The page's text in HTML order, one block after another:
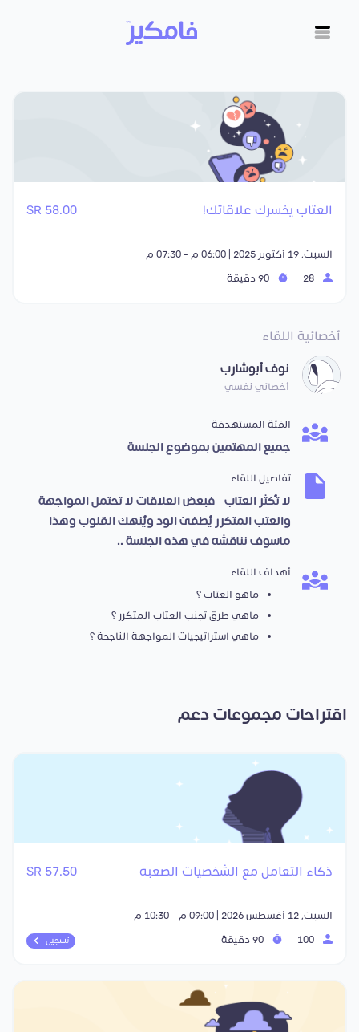
العتاب يخسرك علاقاتك! 58.00 SR
السبت, 19 أكتوبر 2025 | 06:00 م - 07:30 م
أخصائية اللقاء
نوف أبوشارب
أخصائي نفسي
الفئة المستهدفة
جميع المهتمين بموضوع الجلسة
تفاصيل اللقاء
لا تُكثر العتاب، فبعض العلاقات لا تحتمل المواجهة،
والعتب المتكرر يُطفئ الود ويُنهك القلوب وهذا
ماسوف نناقشه في هذه الجلسة ..
أهداف اللقاء
ماهو العتاب ؟
ماهي طرق تجنب العتاب المتكرر ؟
ماهي استراتيجيات المواجهة الناجحة ؟
اقتراحات مجموعات دعم
ذكاء التعامل مع الشخصيات الصعبه 57.50 SR
السبت, 12 أغسطس 2026 | 09:00 م - 10:30 م
تسجيل